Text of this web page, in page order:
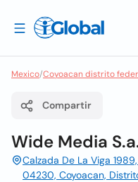
Mexico/Coyoacan distrito
Compartir
Wide Media
Calzada De La Viga
04230, Coyoacan,